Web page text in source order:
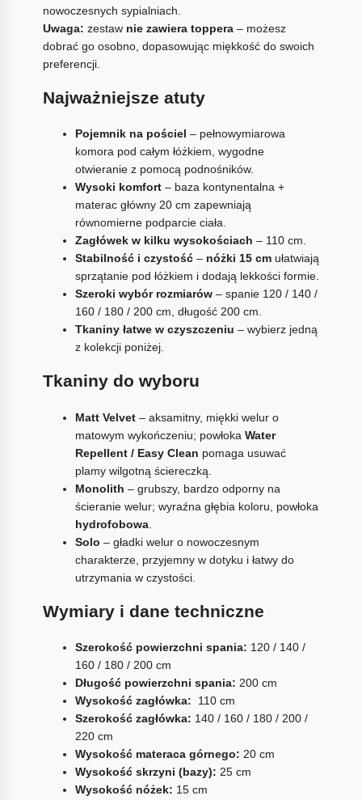
nowoczesnych sypialniach.
Uwaga: zestaw nie zawiera toppera– możesz
dobrać go osobno, dopasowując miękkość do swoich
preferencji.
Najważniejsze atuty
Pojemnik na pościel – pełnowymiarowa
komora pod całym łóżkiem, wygodne
otwieranie z pomocą podnośników.
Wysoki komfort– baza kontynentalna +
materac główny 20 cm zapewniają
równomierne podparcie ciała.
Zagłówek w kilku wysokościach – 110 cm.
Stabilność i czystość– nóżki 15 cmułatwiają
sprzątanie pod łóżkiem i dodają lekkości formie.
Szeroki wybór rozmiarów– spanie 120 / 140 /
160 / 180 / 200 cm, długość 200 cm.
Tkaniny łatwe w czyszczeniu – wybierz jedną
z kolekcji poniżej.
Tkaniny do wyboru
Matt Velvet– aksamitny, miękki welur o
matowym wykończeniu; powłoka Water
Repellent / Easy Clean pomaga usuwać
plamy wilgotną ściereczką.
Monolith – grubszy, bardzo odporny na
ścieranie welur; wyraźna głębia koloru, powłoka
hydrofobowa.
Solo – gładki welur o nowoczesnym
charakterze, przyjemny w dotyku i łatwy do
utrzymania w czystości.
Wymiary i dane techniczne
Szerokość powierzchni spania: 120 / 140 /
160 / 180 / 200 cm
Długość powierzchni spania: 200 cm
Wysokość zagłówka: 110 cm
Szerokość zagłówka: 140 / 160 / 180 / 200 /
220 cm
Wysokość materaca górnego: 20 cm
Wysokość skrzyni (bazy): 25 cm
Wysokość nóżek: 15 cm